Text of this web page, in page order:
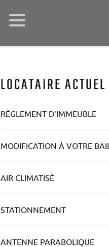
LOCATAIRE ACTUEL
RÈGLEMENT D'IMMEUBLE
MODIFICATION À VOTRE BAIL
AIR CLIMATISÉ
STATIONNEMENT
ANTENNE PARABOLIQUE